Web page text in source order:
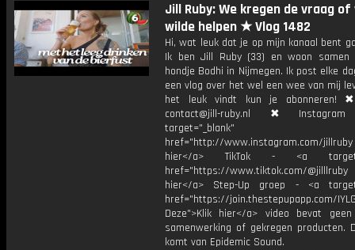
Jill Ruby: We kregen de vraag of
wilde helpen ★ Vlog 1482
Hi, wat leuk dat je op mijn kanaal bent
Ik ben Jill Ruby (33) en woon
hondje Bodhi in Nijmegen. Ik post elke
een vlog over het wel een wee van mij
het leuk vindt kun je abonneren!
contact@jill-ruby.nl ✖
target="_blank"
href="http://www.instagram.com/
hier</a> TikTok - <a
href="https://www.tiktok.com/
hier</a> Step-Up groep - <a
href="https://join.thestepupapp.com/
Deze">Klik hier</a> video bevat
samenwerking of gekregen producten.
komt van Epidemic Sound.